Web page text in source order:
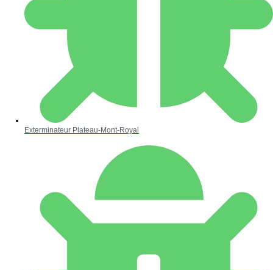
Exterminateur Plateau-Mont-Royal